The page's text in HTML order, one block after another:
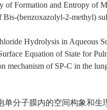
Formation and Entropy of
(benzoxazolyl-2-methyl)
Hydrolysis in Aqueous
Equation of State for
of SP-C in the
分子膜内的空间构象和生